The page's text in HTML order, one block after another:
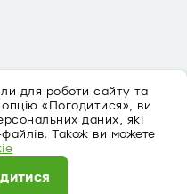
для роботи сайту та
«Погодитися», ви
даних, які
Також ви можете
від 05.10.2011